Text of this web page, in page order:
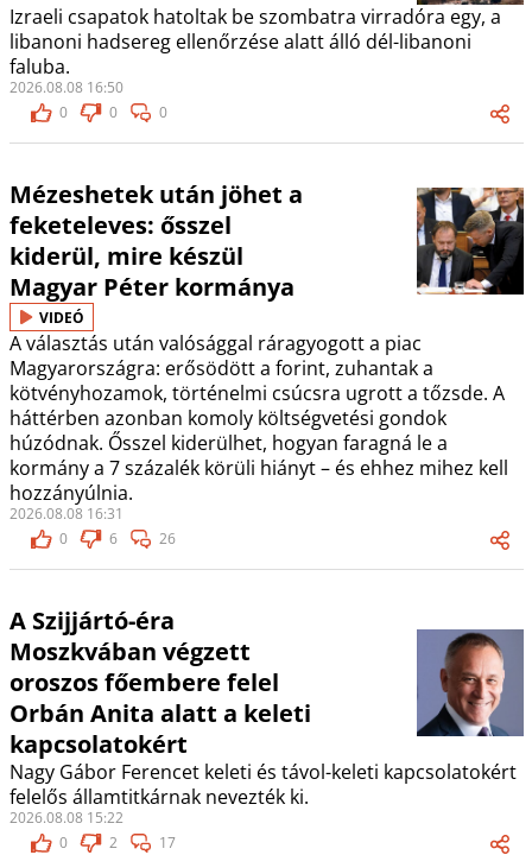
Izraeli csapatok hatoltak be szombatra virradóra egy, a
libanoni hadsereg ellenőrzése alatt álló dél-libanoni
faluba.
2026.08.08 16:50
0
0 0
Mézeshetek után jöhet a
feketeleves: ősszel
kiderül, mire készül
Magyar Péter kormánya
VIDEÓ
A választás után valósággal ráragyogott a piac
Magyarországra: erősödött a forint, zuhantak a
kötvényhozamok, történelmi csúcsra ugrott a tőzsde. A
háttérben azonban komoly költségvetési gondok
húzódnak. Ősszel kiderülhet, hogyan faragná le a
kormány a 7 százalék körüli hiányt – és ehhez mihez kell
hozzányúlnia.
2026.08.08 16:31
0
6 26
A Szijjártó-éra
Moszkvában végzett
oroszos főembere felel
Orbán Anita alatt a keleti
kapcsolatokért
Nagy Gábor Ferencet keleti és távol-keleti kapcsolatokért
felelős államtitkárnak nevezték ki.
2026.08.08 15:22
0
2 17